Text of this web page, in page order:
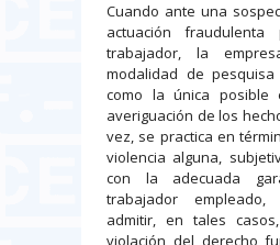
Cuando ante una
actuación
trabajador, la
modalidad de
como la única
averiguación de los
vez, se practica en
violencia alguna,
con la adecuada
trabajador
admitir, en tales
violación del derecho